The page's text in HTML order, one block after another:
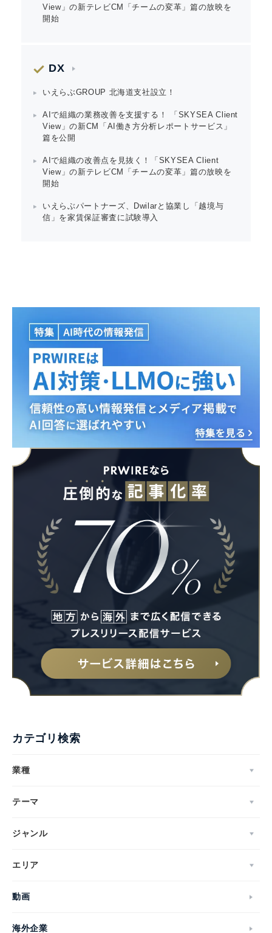
View」の新テレビCM「チームの変革」篇の放映を
開始
DX
いえらぶGROUP 北海道支社設立！
AIで組織の業務改善を支援する！ 「SKYSEA Client
View」の新CM「AI働き方分析レポートサービス」
篇を公開
AIで組織の改善点を見抜く！「SKYSEA Client
View」の新テレビCM「チームの変革」篇の放映を
開始
いえらぶパートナーズ、Dwilarと協業し「越境与
信」を家賃保証審査に試験導入
カテゴリ検索
業種
テーマ
ジャンル
エリア
動画
海外企業